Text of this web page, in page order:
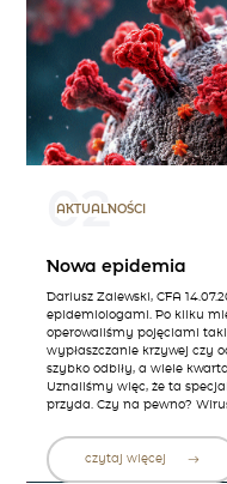
02
AKTUALNOŚCI
Nowa epidemia
Dariusz Zalewski, CFA
epidemiologami. Po kilku
operowaliśmy pojęciami
wypłaszczanie krzywej czy
szybko odbiły, a wiele
Uznaliśmy więc, że ta
przyda. Czy na pewno?
czytaj więcej